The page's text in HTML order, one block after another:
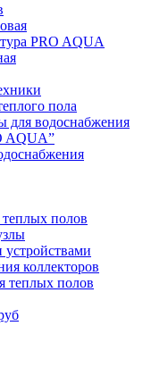
PRO AQUA
пола
для водоснабжения
AQUA”
полов
коллекторов
теплых полов